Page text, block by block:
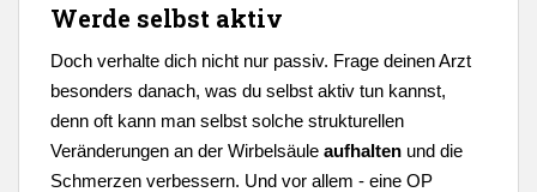
Werde selbst aktiv
Doch verhalte dich nicht nur passiv. Frage deinen Arzt
besonders danach, was du selbst aktiv tun kannst,
denn oft kann man selbst solche strukturellen
Veränderungen an der Wirbelsäule aufhalten und die
Schmerzen verbessern. Und vor allem - eine OP